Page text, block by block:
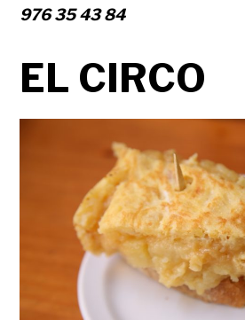
976 35 43 84
EL CIRCO